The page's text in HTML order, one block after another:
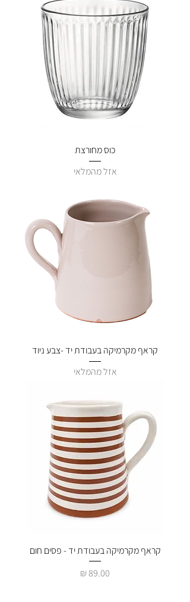
כוס מחורצת
אזל מהמלאי
קראף מקרמיקה בעבודת יד -צבע ניוד
אזל מהמלאי
קראף מקרמיקה בעבודת יד - פסים חום
מחיר